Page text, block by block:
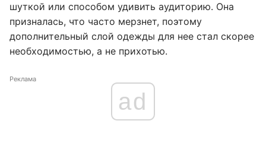
шуткой или способом удивить аудиторию. Она
призналась, что часто мерзнет, поэтому
дополнительный слой одежды для нее стал скорее
необходимостью, а не прихотью.
Реклама
ad